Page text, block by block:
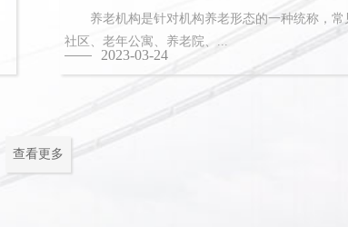
养老机构是针对机构养老形态的一种统称，常
社区、老年公寓、养老院、...
2023-03-24
查看更多